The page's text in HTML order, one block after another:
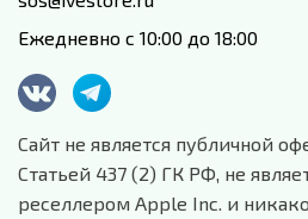
Ежедневно с 10:00 до 18:00
Сайт не является публичной
Статьей 437 (2) ГК РФ, не
реселлером Apple Inc. и